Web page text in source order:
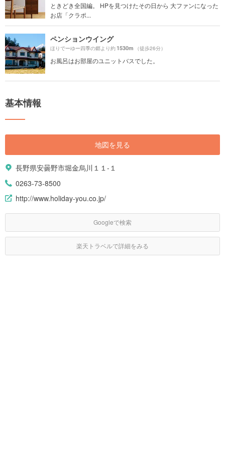
ときどき全国編。 HPを見つけたその日から 大ファンになった
お店「クラポ...
ペンションウイング
ほりでーゆー四季の郷より約1530m （徒歩26分）
お風呂はお部屋のユニットバスでした。
基本情報
地図を見る
長野県安曇野市堀金烏川１１-１
0263-73-8500
http://www.holiday-you.co.jp/
Googleで検索
楽天トラベルで詳細をみる